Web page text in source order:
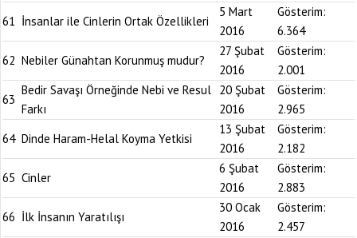
61 İnsanlar ile Cinlerin Ortak Özellikleri
5 Mart
2016
Gösterim:
6.364
62 Nebiler Günahtan Korunmuş mudur?
27 Şubat
2016
Gösterim:
2.001
63
Bedir Savaşı Örneğinde Nebi ve Resul
Farkı
20 Şubat
2016
Gösterim:
2.965
64 Dinde Haram-Helal Koyma Yetkisi
13 Şubat
2016
Gösterim:
2.182
65 Cinler
6 Şubat
2016
Gösterim:
2.883
66 İlk İnsanın Yaratılışı
30 Ocak
2016
Gösterim:
2.457